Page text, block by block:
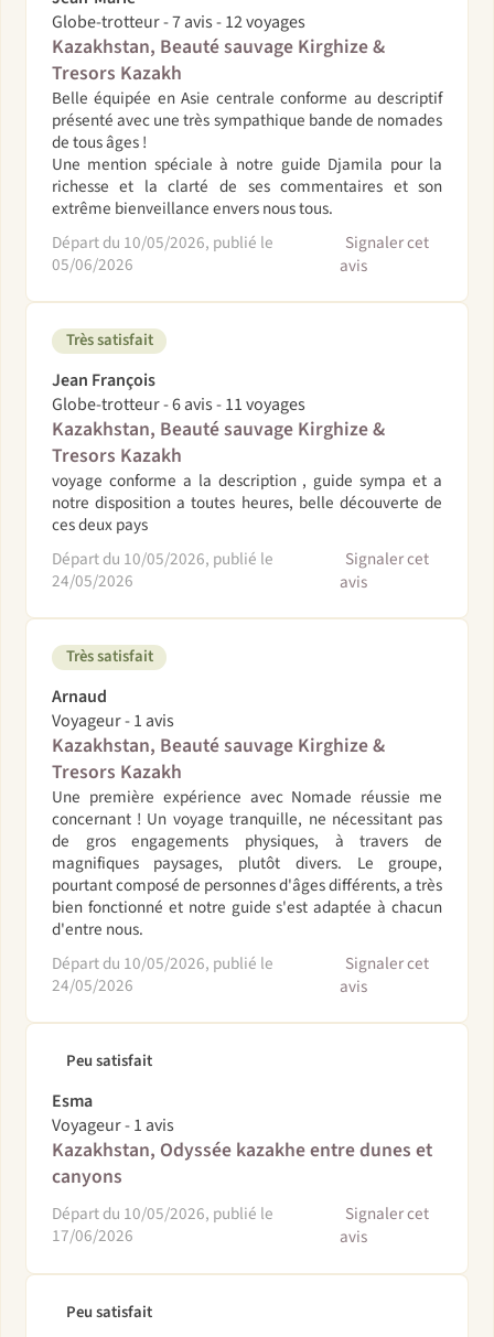
Globe-trotteur - 7 avis - 12 voyages
Kazakhstan, Beauté sauvage Kirghize &
Tresors Kazakh
Belle équipée en Asie centrale conforme au descriptif
présenté avec une très sympathique bande de nomades
de tous âges !
Une mention spéciale à notre guide Djamila pour la
richesse et la clarté de ses commentaires et son
extrême bienveillance envers nous tous.
Départ du 10/05/2026, publié le
05/06/2026
Signaler cet
avis
Très satisfait
Jean François
Globe-trotteur - 6 avis - 11 voyages
Kazakhstan, Beauté sauvage Kirghize &
Tresors Kazakh
voyage conforme a la description , guide sympa et a
notre disposition a toutes heures, belle découverte de
ces deux pays
Départ du 10/05/2026, publié le
24/05/2026
Signaler cet
avis
Très satisfait
Arnaud
Voyageur - 1 avis
Kazakhstan, Beauté sauvage Kirghize &
Tresors Kazakh
Une première expérience avec Nomade réussie me
concernant ! Un voyage tranquille, ne nécessitant pas
de gros engagements physiques, à travers de
magnifiques paysages, plutôt divers. Le groupe,
pourtant composé de personnes d'âges différents, a très
bien fonctionné et notre guide s'est adaptée à chacun
d'entre nous.
Départ du 10/05/2026, publié le
24/05/2026
Signaler cet
avis
Peu satisfait
Esma
Voyageur - 1 avis
Kazakhstan, Odyssée kazakhe entre dunes et
canyons
Départ du 10/05/2026, publié le
17/06/2026
Signaler cet
avis
Peu satisfait